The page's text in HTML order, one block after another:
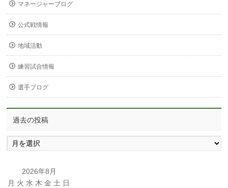
マネージャーブログ
公式戦情報
地域活動
練習試合情報
選手ブログ
過去の投稿
過
去
稿
2026年8月
月 火 水 木 金 土 日